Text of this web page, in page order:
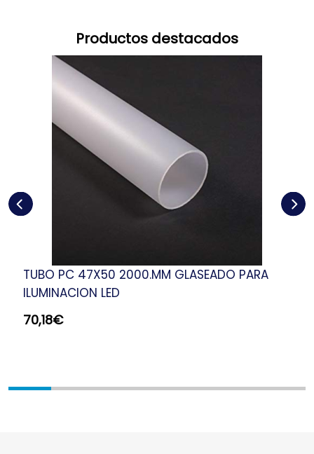
Productos destacados
TUBO PC 47X50 2000.MM GLASEADO PARA
ILUMINACION LED
70,18€